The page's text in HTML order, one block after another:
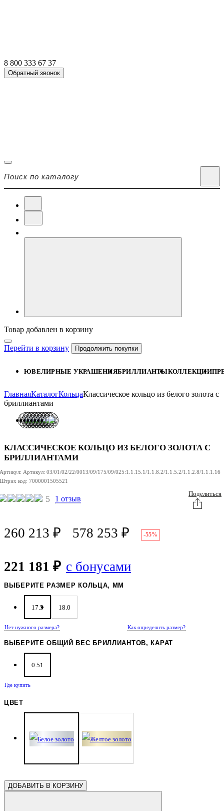
8 800 333 67 37
Обратный звонок
Товар добавлен в корзину
Перейти в корзину Продолжить покупки
ЮВЕЛИРНЫЕ УКРАШЕНИЯБРИЛЛИАНТЫКОЛЛЕКЦИИ
ГлавнаяКаталогКольцаКлассическое кольцо из белого золота с
бриллиантами
КЛАССИЧЕСКОЕ КОЛЬЦО ИЗ БЕЛОГО ЗОЛОТА С
БРИЛЛИАНТАМИ
Артикул: Артикул: 03/01/02/22/0013/09/175/09/025:1.1.15.1/1.1.8.2/1.1.5.2/1.1.2.8/1.1.1.16
Штрих код: 7000001505521
5 1 отзыв
Поделиться
260 213 ₽ 578 253 ₽ -55%
221 181 ₽ с бонусами
ВЫБЕРИТЕ РАЗМЕР КОЛЬЦА, ММ
17.5 18.0
Нет нужного размера? Как определить размер?
ВЫБЕРИТЕ ОБЩИЙ ВЕС БРИЛЛИАНТОВ, КАРАТ
0.51
Где купить
ЦВЕТ
ДОБАВИТЬ В КОРЗИНУ